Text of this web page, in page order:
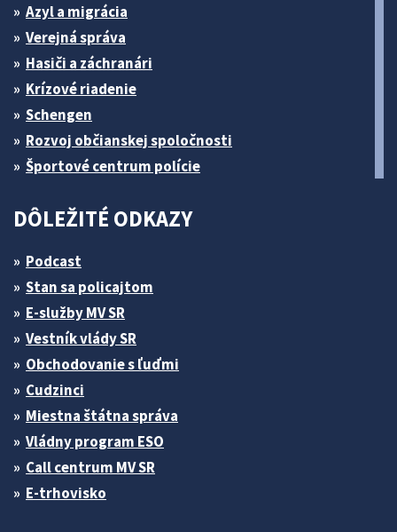
Azyl a migrácia
Verejná správa
Hasiči a záchranári
Krízové riadenie
Schengen
Rozvoj občianskej spoločnosti
Športové centrum polície
DÔLEŽITÉ ODKAZY
Podcast
Stan sa policajtom
E-služby MV SR
Vestník vlády SR
Obchodovanie s ľuďmi
Cudzinci
Miestna štátna správa
Vládny program ESO
Call centrum MV SR
E-trhovisko